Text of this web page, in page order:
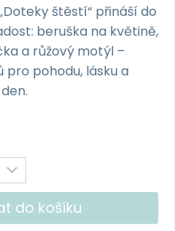
Kč
štěstí“ přináší do
beruška na květině,
a růžový motýl –
pohodu, lásku a
do košíku